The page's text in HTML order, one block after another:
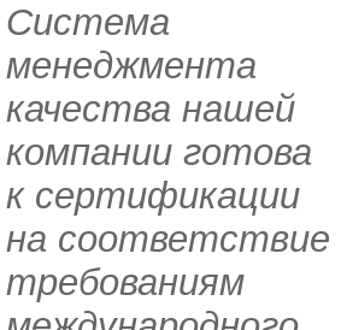
Система
менеджмента
качества нашей
компании готова
к сертификации
на соответствие
требованиям